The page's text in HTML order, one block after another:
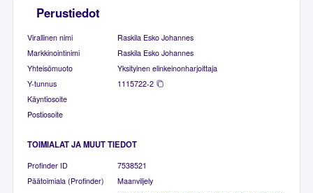
Perustiedot
Virallinen nimi
Raskila Esko Johannes
Markkinointinimi
Raskila Esko Johannes
Yhteisömuoto
Yksityinen elinkeinonharjoittaja
Y-tunnus
1115722-2
Käyntiosoite
Postiosoite
TOIMIALAT JA MUUT TIEDOT
Profinder ID
7538521
Päätoimiala (Profinder)
Maanviljely